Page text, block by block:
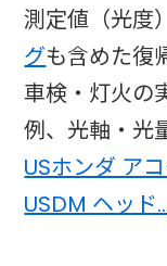
測定値（光度
グも含めた復
車検・灯火の
例、光軸・光
USホンダ ア
USDM ヘッド